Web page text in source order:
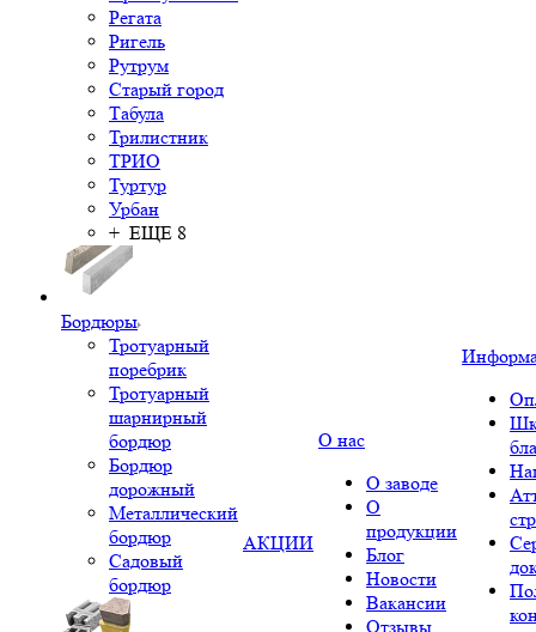
Регата
Ригель
Рутрум
Старый город
Табула
Трилистник
ТРИО
Туртур
Урбан
+ ЕЩЕ 8
Бордюры
Тротуарный
поребрик
Тротуарный
шарнирный
бордюр
Бордюр
дорожный
Металлический
бордюр
Садовый
бордюр
АКЦИИ
О нас
О заводе
О
продукции
Блог
Новости
Вакансии
Отзывы